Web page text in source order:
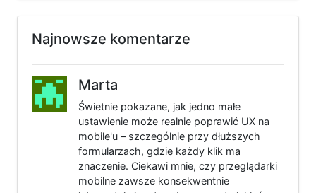
Najnowsze komentarze
Marta
Świetnie pokazane, jak jedno małe
ustawienie może realnie poprawić UX na
mobile'u – szczególnie przy dłuższych
formularzach, gdzie każdy klik ma
znaczenie. Ciekawi mnie, czy przeglądarki
mobilne zawsze konsekwentnie